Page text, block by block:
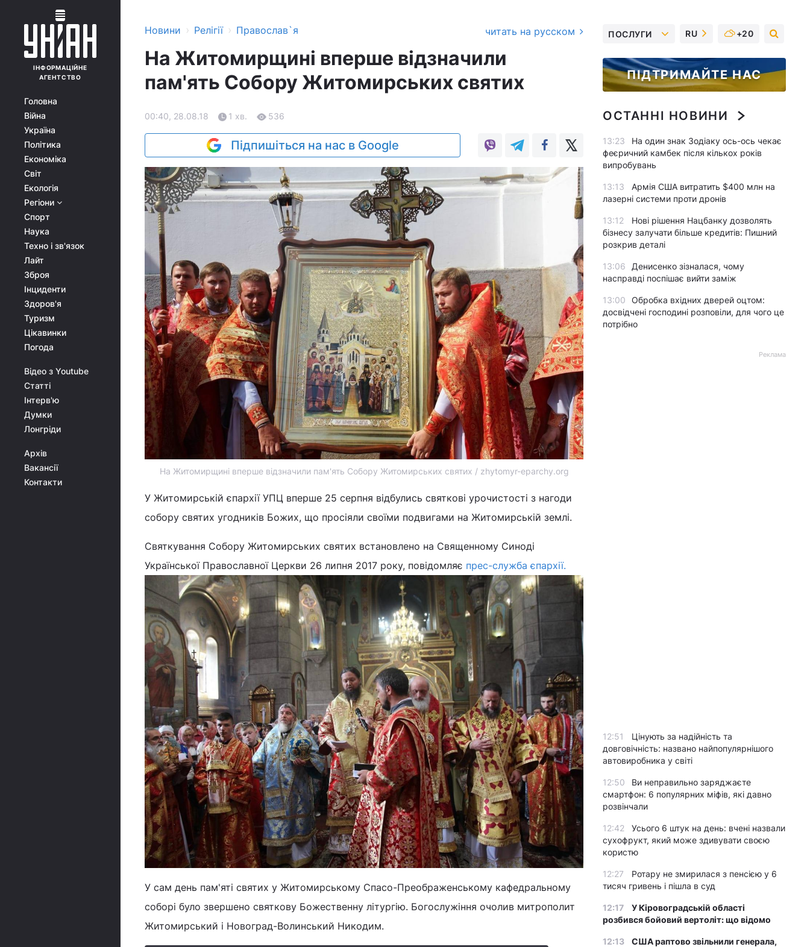
ІНФОРМАЦІЙНЕ
АГЕНТСТВО
Головна
Війна
Україна
Політика
Економіка
Світ
Екологія
Регіони
Спорт
Наука
Техно і зв'язок
Лайт
Зброя
Інциденти
Здоров'я
Туризм
Цікавинки
Погода
Відео з Youtube
Статті
Інтерв'ю
Думки
Лонгріди
Архів
Вакансії
Контакти
Новини › Релігії › Православ`я читать на русском
На Житомирщині вперше відзначили
пам'ять Собору Житомирських святих
00:40, 28.08.18 1 хв. 536
Підпишіться на нас в Google
На Житомирщині вперше відзначили пам'ять Собору Житомирських святих / zhytomyr-eparchy.org
У Житомирській єпархії УПЦ вперше 25 серпня відбулись святкові урочистості з нагоди
собору святих угодників Божих, що просіяли своїми подвигами на Житомирській землі.
Святкування Собору Житомирських святих встановлено на Священному Синоді
Української Православної Церкви 26 липня 2017 року, повідомляє прес-служба єпархії.
У сам день пам'яті святих у Житомирському Спасо-Преображенському кафедральному
соборі було звершено святкову Божественну літургію. Богослужіння очолив митрополит
Житомирський і Новоград-Волинський Никодим.
ПОСЛУГИ RU +20
ПІДТРИМАЙТЕ НАС
ОСТАННІ НОВИНИ
13:23
На один знак Зодіаку ось-ось чекає
феєричний камбек після кількох років
випробувань
13:13
Армія США витратить $400 млн на
лазерні системи проти дронів
13:12
Нові рішення Нацбанку дозволять
бізнесу залучати більше кредитів: Пишний
розкрив деталі
13:06
Денисенко зізналася, чому
насправді поспішає вийти заміж
13:00
Обробка вхідних дверей оцтом:
досвідчені господині розповіли, для чого це
потрібно
Реклама
12:51
Цінують за надійність та
довговічність: названо найпопулярнішого
автовиробника у світі
12:50
Ви неправильно заряджаєте
смартфон: 6 популярних міфів, які давно
розвінчали
12:42
Усього 6 штук на день: вчені назвали
сухофрукт, який може здивувати своєю
користю
12:27
Ротару не змирилася з пенсією у 6
тисяч гривень і пішла в суд
12:17
У Кіровоградській області
розбився бойовий вертоліт: що відомо
12:13
США раптово звільнили генерала,